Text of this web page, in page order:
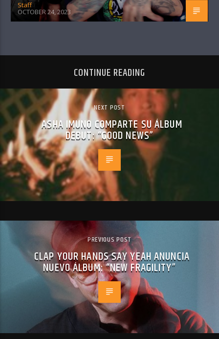
Staff
OCTOBER 24, 2023
CONTINUE READING
NEXT POST
ASHA IMUNO COMPARTE SU ÁLBUM
DEBUT: “GOOD NEWS”
PREVIOUS POST
CLAP YOUR HANDS SAY YEAH ANUNCIA
NUEVO ÁLBUM: “NEW FRAGILITY”